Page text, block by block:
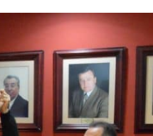
Chihuahua